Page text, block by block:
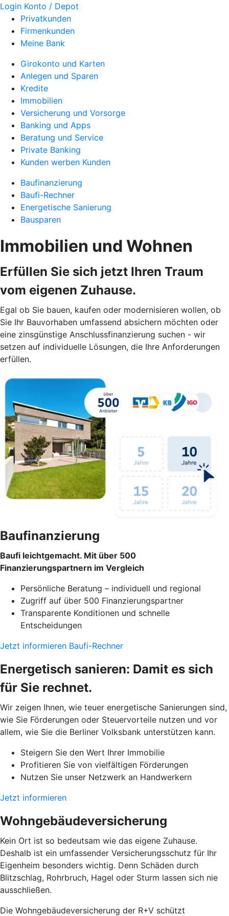
Login Konto / Depot
Privatkunden
Firmenkunden
Meine Bank
Girokonto und Karten
Anlegen und Sparen
Kredite
Immobilien
Versicherung und Vorsorge
Banking und Apps
Beratung und Service
Private Banking
Kunden werben Kunden
Baufinanzierung
Baufi-Rechner
Energetische Sanierung
Bausparen
Immobilien und Wohnen
Erfüllen Sie sich jetzt Ihren Traum
vom eigenen Zuhause.
Egal ob Sie bauen, kaufen oder modernisieren wollen, ob
Sie Ihr Bauvorhaben umfassend absichern möchten oder
eine zinsgünstige Anschlussfinanzierung suchen - wir
setzen auf individuelle Lösungen, die Ihre Anforderungen
erfüllen.
Baufinanzierung
Baufi leichtgemacht. Mit über 500
Finanzierungspartnern im Vergleich
Persönliche Beratung – individuell und regional
Zugriff auf über 500 Finanzierungspartner
Transparente Konditionen und schnelle
Entscheidungen
Jetzt informieren Baufi-Rechner
Energetisch sanieren: Damit es sich
für Sie rechnet.
Wir zeigen Ihnen, wie teuer energetische Sanierungen sind,
wie Sie Förderungen oder Steuervorteile nutzen und vor
allem, wie Sie die Berliner Volksbank unterstützen kann.
Steigern Sie den Wert Ihrer Immobilie
Profitieren Sie von vielfältigen Förderungen
Nutzen Sie unser Netzwerk an Handwerkern
Jetzt informieren
Wohngebäudeversicherung
Kein Ort ist so bedeutsam wie das eigene Zuhause.
Deshalb ist ein umfassender Versicherungsschutz für Ihr
Eigenheim besonders wichtig. Denn Schäden durch
Blitzschlag, Rohrbruch, Hagel oder Sturm lassen sich nie
ausschließen.
Die Wohngebäudeversicherung der R+V schützt